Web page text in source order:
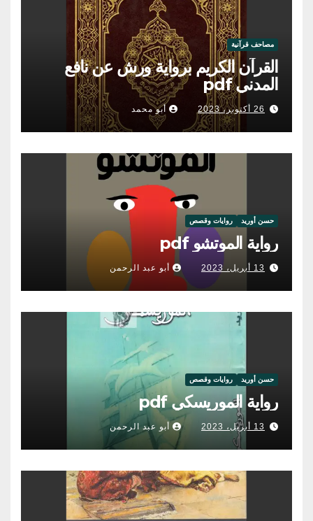
مصاحف قرآنية
القرآن الكريم برواية ورش عن نافع
المدني pdf
26 أكتوبر، 2023 أبو محمد
حسن أوريد روايات وقصص
رواية الموتشو pdf
13 أبريل، 2023 أبو عبد الرحمن
حسن أوريد روايات وقصص
رواية الموريسكي pdf
13 أبريل، 2023 أبو عبد الرحمن